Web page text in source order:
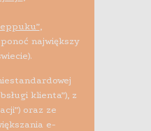
,
największy
klienta”), z
oraz ze
e-